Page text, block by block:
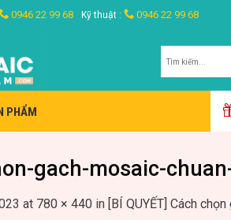
0946 22 99 68 Kỹ thuật : 0946 22 99 68
PHẨM
gach-mosaic-
at 780 × 440 in [BÍ QUYẾT] Cách